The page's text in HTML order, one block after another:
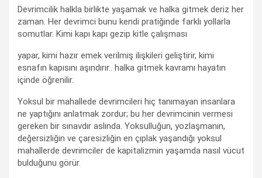
Devrimcilik halkla birlikte yaşamak ve halka gitmek deriz her
zaman. Her devrimci bunu kendi pratiğinde farklı yollarla
somutlar. Kimi kapı kapı gezip kitle çalışması
yapar, kimi hazır emek verilmiş ilişkileri geliştirir, kimi
esnafın kapısını aşındırır.. halka gitmek kavramı hayatın
içinde öğrenilir.
Yoksul bir mahallede devrimcileri hiç tanımayan insanlara
ne yaptığını anlatmak zordur; bu her devrimcinin vermesi
gereken bir sınavdır aslında. Yoksulluğun, yozlaşmanın,
değersizliğin ve çaresizliğin en çıplak yaşandığı yoksul
mahallerde devrimciler de kapitalizmin yaşamda nasıl vücut
bulduğunu görür.